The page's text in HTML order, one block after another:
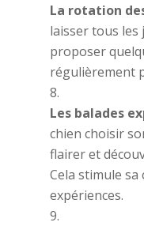
La rotation
laisser tous les
proposer
régulièrement
Les balades
chien choisir
flairer et
Cela stimule
expériences.